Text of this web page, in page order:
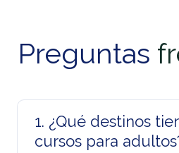
Preguntas
1. ¿Qué destinos
cursos para